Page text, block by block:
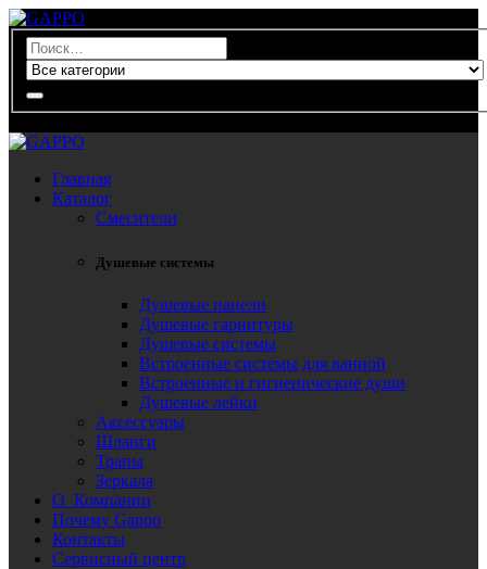
Главная
Каталог
Смесители
Душевые системы
Душевые панели
Душевые гарнитуры
Душевые системы
Встроенные системы для ванной
Встроенные и гигиенические души
Душевые лейки
Аксессуары
Шланги
Трапы
Зеркала
О Компании
Почему Gappo
Контакты
Сервисный центр